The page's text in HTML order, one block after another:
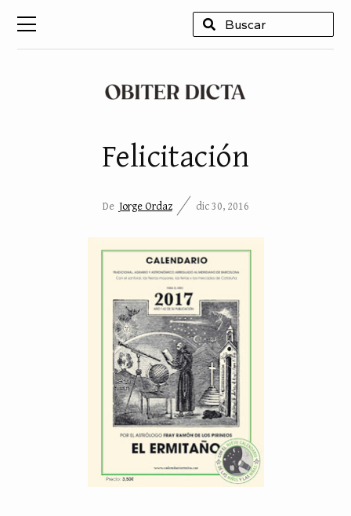
Felicitación
De Jorge Ordaz dic 30, 2016